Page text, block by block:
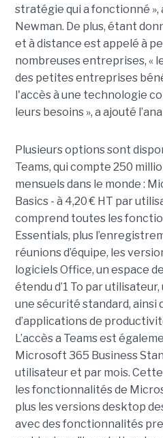
stratégie qui a fonctionné »,
Newman. De plus, étant
et à distance est appelé à
nombreuses entreprises, «
des petites entreprises
l'accès à une technologie
leurs besoins », a ajouté
Plusieurs options sont
Teams, qui compte 250
mensuels dans le monde :
Basics - à 4,20 € HT par
comprend toutes les
Essentials, plus
réunions d’équipe, les
logiciels Office, un espace
étendu d’1 To par
une sécurité standard, ainsi
d’applications de
L’accès a Teams est
Microsoft 365 Business
utilisateur et par mois.
les fonctionnalités de
plus les versions desktop
avec des fonctionnalités